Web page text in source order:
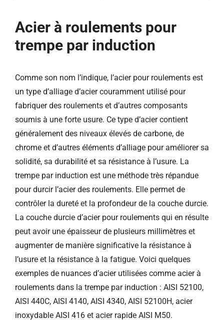
Acier à roulements pour
trempe par induction
Comme son nom l’indique, l’acier pour roulements est
un type d’alliage d’acier couramment utilisé pour
fabriquer des roulements et d’autres composants
soumis à une forte usure. Ce type d’acier contient
généralement des niveaux élevés de carbone, de
chrome et d’autres éléments d’alliage pour améliorer sa
solidité, sa durabilité et sa résistance à l’usure. La
trempe par induction est une méthode très répandue
pour durcir l’acier des roulements. Elle permet de
contrôler la dureté et la profondeur de la couche durcie.
La couche durcie d’acier pour roulements qui en résulte
peut avoir une épaisseur de plusieurs millimètres et
augmenter de manière significative la résistance à
l’usure et la résistance à la fatigue. Voici quelques
exemples de nuances d’acier utilisées comme acier à
roulements dans la trempe par induction : AISI 52100,
AISI 440C, AISI 4140, AISI 4340, AISI 52100H, acier
inoxydable AISI 416 et acier rapide AISI M50.